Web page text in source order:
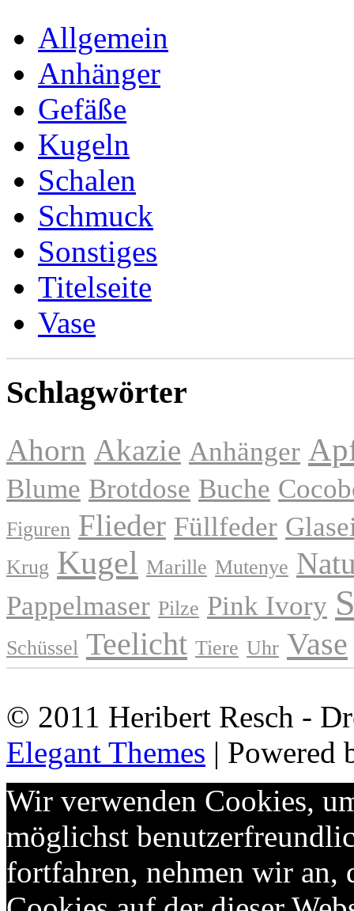
Allgemein
Anhänger
Gefäße
Kugeln
Schalen
Schmuck
Sonstiges
Titelseite
Vase
Schlagwörter
Ahorn Akazie Anhänger
Blume Brotdose Buche
Figuren Flieder Füllfeder
Krug Kugel Marille Mutenye
Pappelmaser Pilze Pink Ivory
Schüssel Teelicht Tiere Uhr Vase
© 2011 Heribert Resch -
Elegant Themes | Powered
Wir verwenden Cookies,
möglichst
fortfahren, nehmen wir an,